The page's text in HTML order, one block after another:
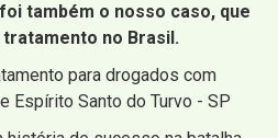
também o nosso caso, que
no Brasil.
para drogados com
Espírito Santo do Turvo - SP